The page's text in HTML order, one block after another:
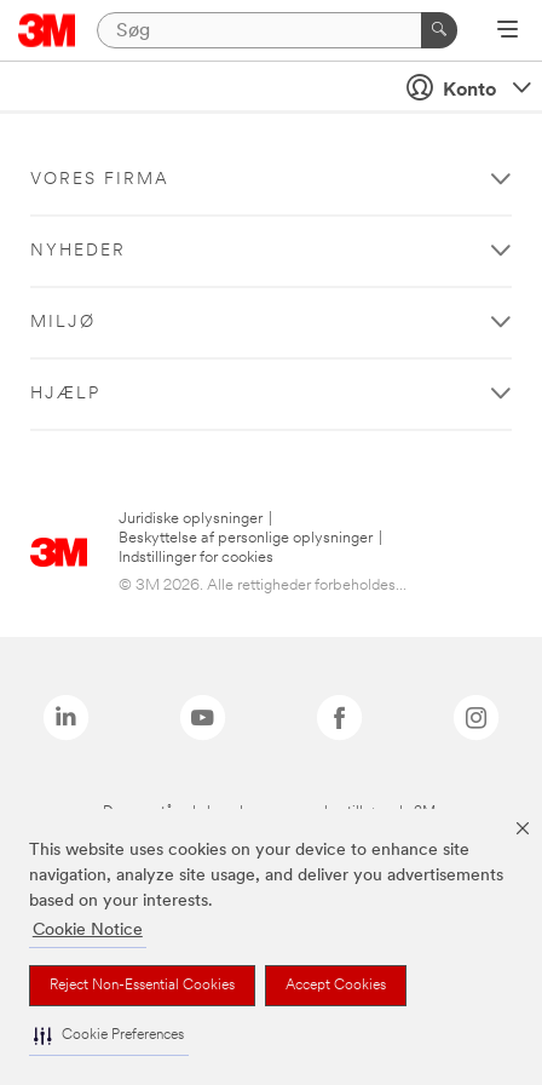
This website uses cookies on your device to enhance site
navigation, analyze site usage, and deliver you advertisements
based on your interests.
Cookie Notice
Reject Non-Essential Cookies Accept Cookies
Cookie Preferences
Konto
VORES FIRMA
NYHEDER
MILJØ
HJÆLP
Juridiske oplysninger
Beskyttelse af personlige oplysninger
Indstillinger for cookies
© 3M 2026. Alle rettigheder forbeholdes...
De ovenstående brands er varemærker tilhørende 3M.